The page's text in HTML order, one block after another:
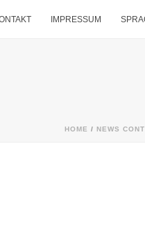
IMPRESSUM
HOME / NEWS